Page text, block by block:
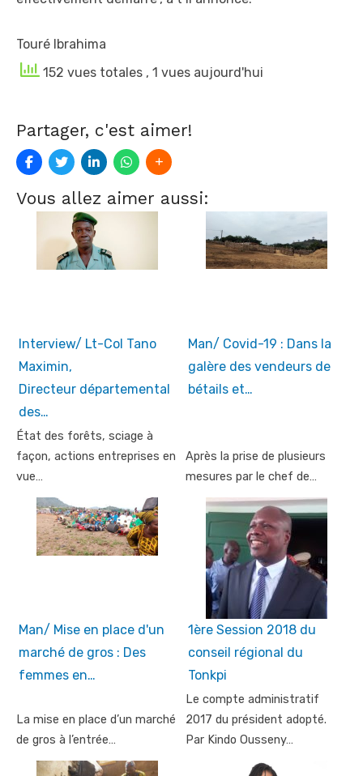
Touré Ibrahima
152 vues totales , 1 vues aujourd'hui
Partager, c'est aimer!
Vous allez aimer aussi:
Interview/ Lt-Col Tano
Maximin,
Directeur départemental
des…
État des forêts, sciage à
façon, actions entreprises en
vue…
Man/ Covid-19 : Dans la
galère des vendeurs de
bétails et…
Après la prise de plusieurs
mesures par le chef de…
Man/ Mise en place d'un
marché de gros : Des
femmes en…
La mise en place d’un marché
de gros à l’entrée…
1ère Session 2018 du
conseil régional du
Tonkpi
Le compte administratif
2017 du président adopté.
Par Kindo Ousseny…